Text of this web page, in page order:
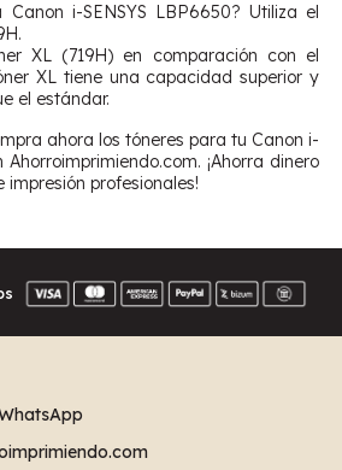
i-SENSYS LBP6650? Utiliza el
XL (719H) en comparación con el
XL tiene una capacidad superior y
el estándar.
ahora los tóneres para tu Canon i-
Ahorroimprimiendo.com. ¡Ahorra dinero
profesionales!